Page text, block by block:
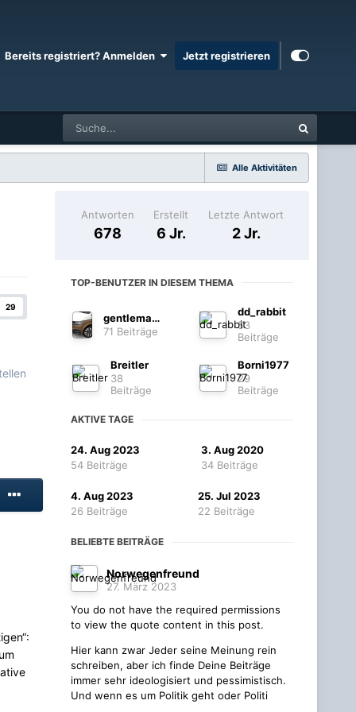
Bereits registriert? Anmelden Jetzt registrieren
Alle Aktivitäten
29
Antworten
678
Erstellt
6 Jr.
Letzte Antwort
2 Jr.
TOP-BENUTZER IN DIESEM THEMA
gentleman4ever
71 Beiträge
dd_rabbit
53
Beiträge
Breitler
38
Beiträge
Borni1977
29
Beiträge
AKTIVE TAGE
24. Aug 2023
54 Beiträge
3. Aug 2020
34 Beiträge
4. Aug 2023
26 Beiträge
25. Jul 2023
22 Beiträge
BELIEBTE BEITRÄGE
Norwegenfreund
27. März 2023
You do not have the required permissions
to view the quote content in this post.
Hier kann zwar Jeder seine Meinung rein
schreiben, aber ich finde Deine Beiträge
immer sehr ideologisiert und pessimistisch.
Und wenn es um Politik geht oder Politi